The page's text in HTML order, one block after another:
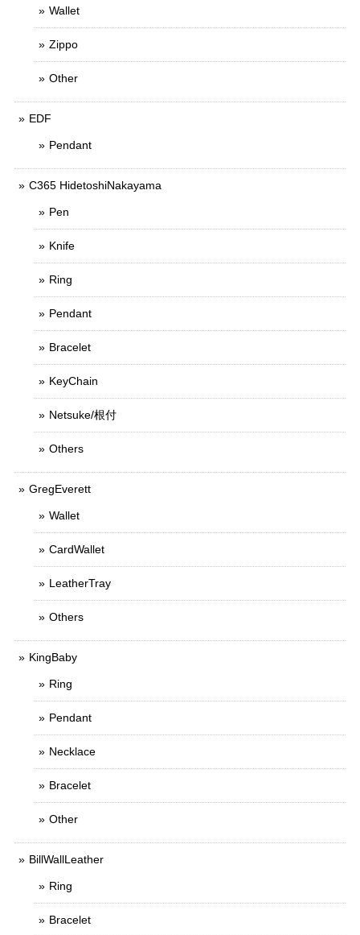
Wallet
Zippo
Other
EDF
Pendant
C365 HidetoshiNakayama
Pen
Knife
Ring
Pendant
Bracelet
KeyChain
Netsuke/根付
Others
GregEverett
Wallet
CardWallet
LeatherTray
Others
KingBaby
Ring
Pendant
Necklace
Bracelet
Other
BillWallLeather
Ring
Bracelet